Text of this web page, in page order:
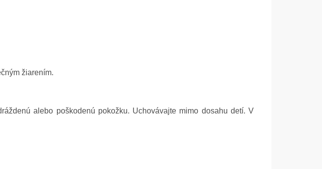
žiarením.
alebo poškodenú pokožku. Uchovávajte mimo dosahu detí. V